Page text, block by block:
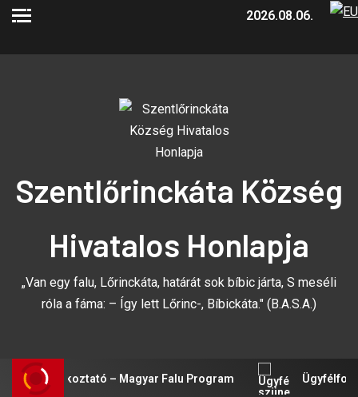
2026.08.06.
Szentlőrinckáta Község
Hivatalos Honlapja
„Van egy falu, Lőrinckáta, határát sok bíbic járta, S meséli
róla a fáma: – Így lett Lőrinc-, Bíbickáta." (B.A.S.A.)
Tájékoztató – Magyar Falu Program